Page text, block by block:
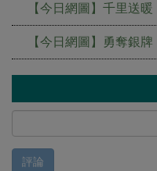
【今日網圖】千里送暖
【今日網圖】勇奪銀牌
評論